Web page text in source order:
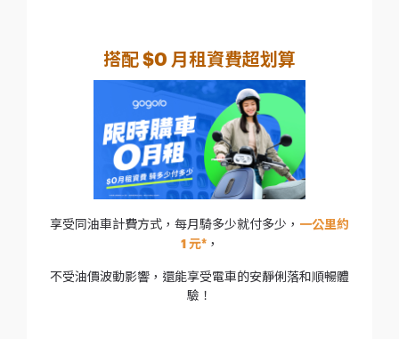
搭配 $0 月租資費超划算
享受同油車計費方式，每月騎多少就付多少， 一公里約
1 元*，
不受油價波動影響，還能享受電車的安靜俐落和順暢體
驗！